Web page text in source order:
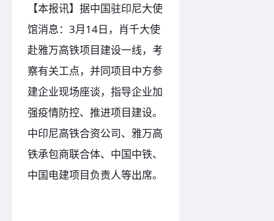
【本报讯】据中国驻印尼大使
馆消息：3月14日，肖千大使
赴雅万高铁项目建设一线，考
察有关工点，并同项目中方参
建企业现场座谈，指导企业加
强疫情防控、推进项目建设。
中印尼高铁合资公司、雅万高
铁承包商联合体、中国中铁、
中国电建项目负责人等出席。